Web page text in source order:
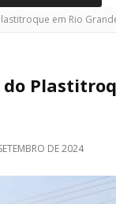
em Rio
DE 2024